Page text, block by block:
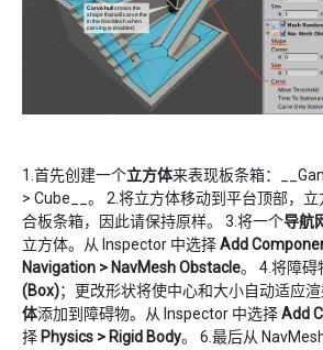
1.首先创建一个立方体来表现板条箱：
> Cube__。 2.将立方体移动到平台顶部，
合板条箱，因此请保持原样。 3.将一个导航
立方体。从 Inspector 中选择Add
Navigation > NavMesh Obstacle。 4.将障碍
(Box)；更改形状将使中心和大小自动适应
体添加到障碍物。从 Inspector 中选择Add
择 Physics > Rigid Body。 6.最后从